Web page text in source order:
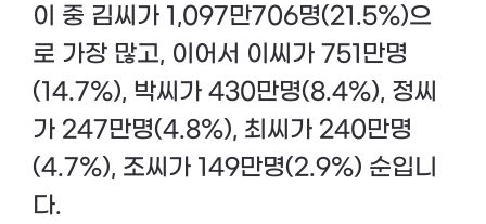
이 중 김씨가 1,097만706명(21.5%)으
로 가장 많고, 이어서 이씨가 751만명
(14.7%), 박씨가 430만명(8.4%), 정씨
가 247만명(4.8%), 최씨가 240만명
(4.7%), 조씨가 149만명(2.9%) 순입니
다.